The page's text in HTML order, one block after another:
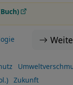
Zukunft